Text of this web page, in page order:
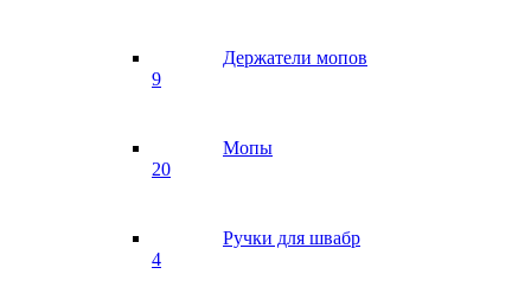
Держатели мопов
9
Мопы
20
Ручки для швабр
4